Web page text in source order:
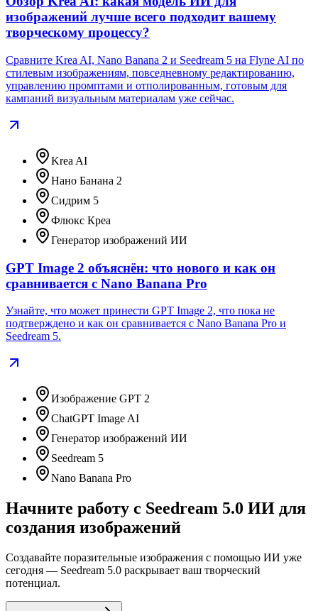
изображений лучше всего подходит вашему
творческому процессу?
Сравните Krea AI, Nano Banana 2 и Seedream 5 на Flyne AI по
стилевым изображениям, повседневному редактированию,
управлению промптами и отполированным, готовым для
кампаний визуальным материалам уже сейчас.
Krea AI
Нано Банана 2
Сидрим 5
Флюкс Креа
Генератор изображений ИИ
GPT Image 2 объяснён: что нового и как он
сравнивается с Nano Banana Pro
Узнайте, что может принести GPT Image 2, что пока не
подтверждено и как он сравнивается с Nano Banana Pro и
Seedream 5.
Изображение GPT 2
ChatGPT Image AI
Генератор изображений ИИ
Seedream 5
Nano Banana Pro
Начните работу с Seedream 5.0 ИИ для
создания изображений
Создавайте поразительные изображения с помощью ИИ уже
сегодня — Seedream 5.0 раскрывает ваш творческий
потенциал.